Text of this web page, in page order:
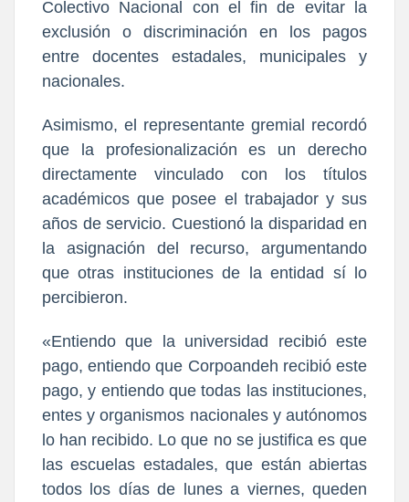
Colectivo Nacional con el fin de evitar la
exclusión o discriminación en los pagos
entre docentes estadales, municipales y
nacionales.
Asimismo, el representante gremial recordó
que la profesionalización es un derecho
directamente vinculado con los títulos
académicos que posee el trabajador y sus
años de servicio. Cuestionó la disparidad en
la asignación del recurso, argumentando
que otras instituciones de la entidad sí lo
percibieron.
«Entiendo que la universidad recibió este
pago, entiendo que Corpoandeh recibió este
pago, y entiendo que todas las instituciones,
entes y organismos nacionales y autónomos
lo han recibido. Lo que no se justifica es que
las escuelas estadales, que están abiertas
todos los días de lunes a viernes, queden